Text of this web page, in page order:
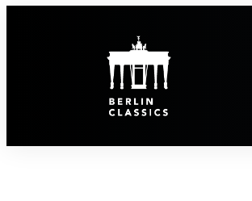
Inhalt